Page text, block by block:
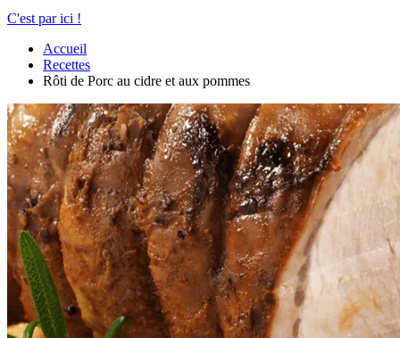
C'est par ici !
Accueil
Recettes
Rôti de Porc au cidre et aux pommes